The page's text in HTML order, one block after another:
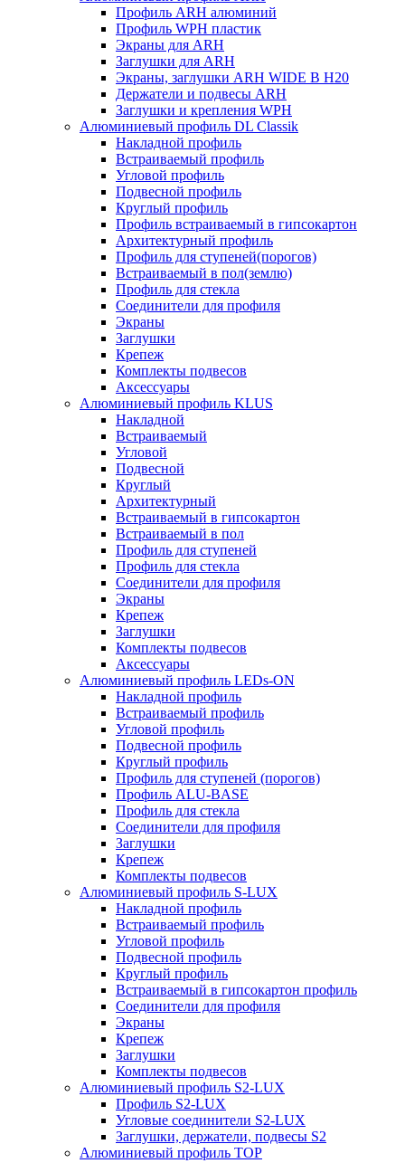
Профиль ARH алюминий
Профиль WPH пластик
Экраны для ARH
Заглушки для ARH
Экраны, заглушки ARH WIDE B H20
Держатели и подвесы ARH
Заглушки и крепления WPH
Алюминиевый профиль DL Classik
Накладной профиль
Встраиваемый профиль
Угловой профиль
Подвесной профиль
Круглый профиль
Профиль встраиваемый в гипсокартон
Архитектурный профиль
Профиль для ступеней(порогов)
Встраиваемый в пол(землю)
Профиль для стекла
Соединители для профиля
Экраны
Заглушки
Крепеж
Комплекты подвесов
Аксессуары
Алюминиевый профиль KLUS
Накладной
Встраиваемый
Угловой
Подвесной
Круглый
Архитектурный
Встраиваемый в гипсокартон
Встраиваемый в пол
Профиль для ступеней
Профиль для стекла
Соединители для профиля
Экраны
Крепеж
Заглушки
Комплекты подвесов
Аксессуары
Алюминиевый профиль LEDs-ON
Накладной профиль
Встраиваемый профиль
Угловой профиль
Подвесной профиль
Круглый профиль
Профиль для ступеней (порогов)
Профиль ALU-BASE
Профиль для стекла
Соединители для профиля
Заглушки
Крепеж
Комплекты подвесов
Алюминиевый профиль S-LUX
Накладной профиль
Встраиваемый профиль
Угловой профиль
Подвесной профиль
Круглый профиль
Встраиваемый в гипсокартон профиль
Соединители для профиля
Экраны
Крепеж
Заглушки
Комплекты подвесов
Алюминиевый профиль S2-LUX
Профиль S2-LUX
Угловые соединители S2-LUX
Заглушки, держатели, подвесы S2
Алюминиевый профиль TOP